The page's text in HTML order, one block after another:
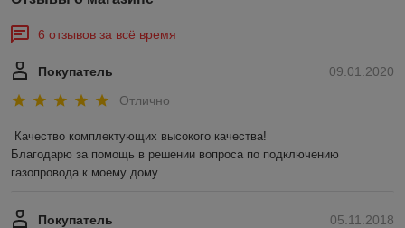
6 отзывов за всё время
09.01.2020
Покупатель
Отлично
Качество комплектующих высокого качества!
Благодарю за помощь в решении вопроса по подключению
газопровода к моему дому
05.11.2018
Покупатель